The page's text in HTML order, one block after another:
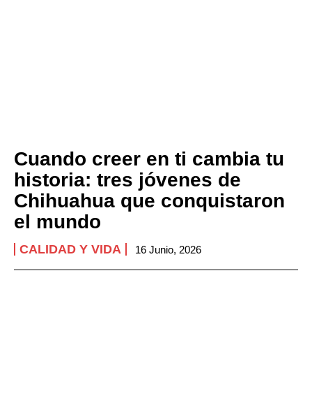
Cuando creer en ti cambia tu
historia: tres jóvenes de
Chihuahua que conquistaron
el mundo
CALIDAD Y VIDA 16 Junio, 2026